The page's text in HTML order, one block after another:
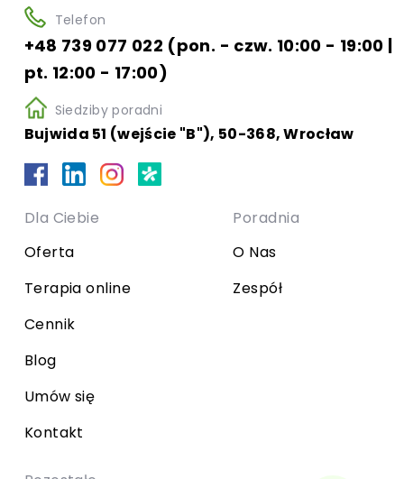
Telefon
+48 739 077 022 (pon. - czw. 10:00 - 19:00 |
pt. 12:00 - 17:00)
Siedziby poradni
Bujwida 51 (wejście "B"), 50-368, Wrocław
Dla Ciebie
Oferta
Terapia online
Cennik
Blog
Umów się
Kontakt
Poradnia
O Nas
Zespół